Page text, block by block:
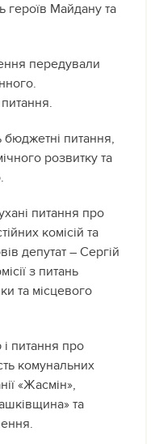
героїв Майдану та
передували
питання,
розвитку та
питання про
комісій та
депутат – Сергій
з питань
та місцевого
питання про
комунальних
«Жасмін»,
та